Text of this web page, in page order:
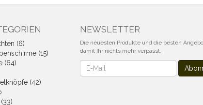
(6)
(15)
(64)
(42)
NEWSLETTER
Die neuesten Produkte und die besten
damit Ihr nichts mehr verpasst.
Newsletter